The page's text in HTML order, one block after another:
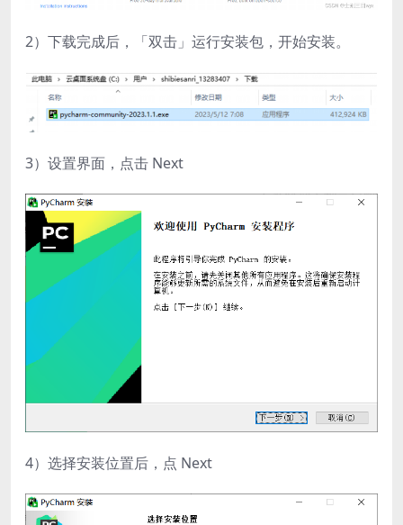
2）下载完成后，「双击」运行安装包，开始安装。
3）设置界面，点击 Next
4）选择安装位置后，点 Next